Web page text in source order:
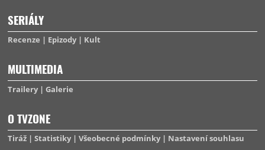
SERIÁLY
Recenze Epizody Kult
MULTIMEDIA
Trailery Galerie
O TVZONE
Tiráž Statistiky Všeobecné podmínky Nastavení souhlasu